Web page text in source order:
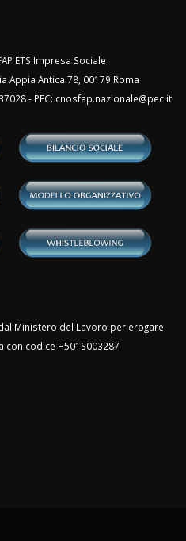
ETS Impresa Sociale
Appia Antica 78, 00179 Roma
- PEC: cnosfap.nazionale@pec.it
Ministero del Lavoro per erogare
con codice H501S003287